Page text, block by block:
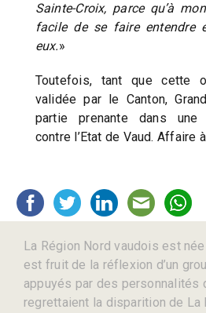
Sainte-Croix, parce qu’à
facile de se faire entendre
eux.»
Toutefois, tant que cette
validée par le Canton,
partie prenante dans une
contre l’Etat de Vaud. Affaire
La Région Nord vaudois est
est fruit de la réflexion d’un
appuyés par des personnalités
regrettaient la disparition de La